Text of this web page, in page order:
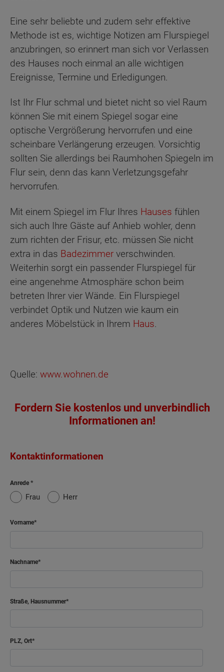
Eine sehr beliebte und zudem sehr effektive
Methode ist es, wichtige Notizen am Flurspiegel
anzubringen, so erinnert man sich vor Verlassen
des Hauses noch einmal an alle wichtigen
Ereignisse, Termine und Erledigungen.
Ist Ihr Flur schmal und bietet nicht so viel Raum
können Sie mit einem Spiegel sogar eine
optische Vergrößerung hervorrufen und eine
scheinbare Verlängerung erzeugen. Vorsichtig
sollten Sie allerdings bei Raumhohen Spiegeln im
Flur sein, denn das kann Verletzungsgefahr
hervorrufen.
Mit einem Spiegel im Flur Ihres Hauses fühlen
sich auch Ihre Gäste auf Anhieb wohler, denn
zum richten der Frisur, etc. müssen Sie nicht
extra in das Badezimmer verschwinden.
Weiterhin sorgt ein passender Flurspiegel für
eine angenehme Atmosphäre schon beim
betreten Ihrer vier Wände. Ein Flurspiegel
verbindet Optik und Nutzen wie kaum ein
anderes Möbelstück in Ihrem Haus.
Quelle: www.wohnen.de
Fordern Sie kostenlos und unverbindlich
Informationen an!
Kontaktinformationen
Anrede
Frau Herr
Vorname
Nachname
Straße, Hausnummer
PLZ, Ort